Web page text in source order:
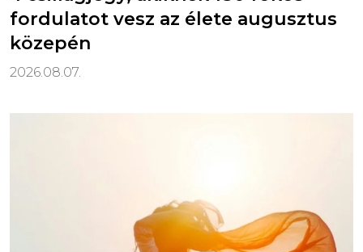
fordulatot vesz az élete augusztus
közepén
2026.08.07.